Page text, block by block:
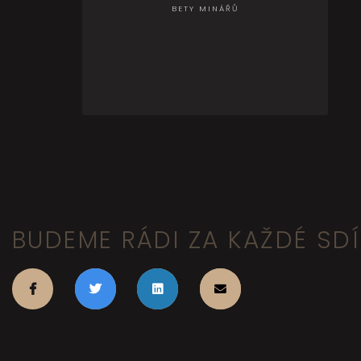
BETY MINÁŘŮ
BUDEME RÁDI ZA KAŽDÉ